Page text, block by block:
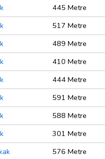
445 Metre
517 Metre
489 Metre
410 Metre
444 Metre
591 Metre
588 Metre
301 Metre
576 Metre